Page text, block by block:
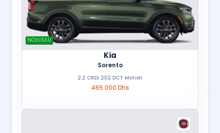
NOUVEAU
Kia
Sorento
2.2 CRDi 202 DCT Motion
465 000 Dhs